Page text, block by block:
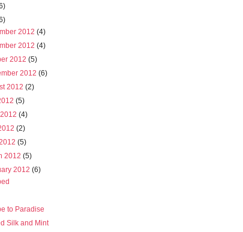
2012(4)
2012(4)
2012(5)
2012(6)
2012(2)
(5)
(4)
(2)
(5)
2012(5)
2012(6)
to Paradise
Silk and Mint